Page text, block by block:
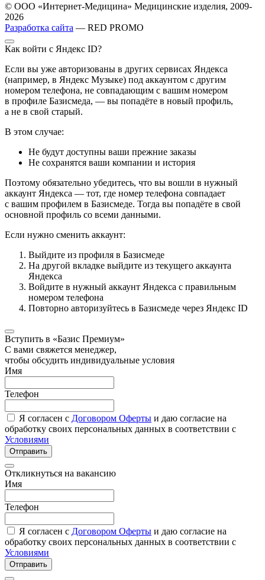
© ООО «Интернет-Медицина» Медицинские изделия, 2009-
2026
Разработка сайта — RED PROMO
Как войти с Яндекс ID?
Если вы уже авторизованы в других сервисах Яндекса
(например, в Яндекс Музыке) под аккаунтом с другим
номером телефона, не совпадающим с вашим номером
в профиле Базисмеда, — вы попадёте в новый профиль,
а не в свой старый.
В этом случае:
Не будут доступны ваши прежние заказы
Не сохранятся ваши компании и история
Поэтому обязательно убедитесь, что вы вошли в нужный
аккаунт Яндекса — тот, где номер телефона совпадает
с вашим профилем в Базисмеде. Тогда вы попадёте в свой
основной профиль со всеми данными.
Если нужно сменить аккаунт:
Выйдите из профиля в Базисмеде
На другой вкладке выйдите из текущего аккаунта
Яндекса
Войдите в нужный аккаунт Яндекса с правильным
номером телефона
Повторно авторизуйтесь в Базисмеде через Яндекс ID
Вступить в «Базис Премиум»
С вами свяжется менеджер,
чтобы обсудить индивидуальные условия
Имя
Телефон
Я согласен с Договором Оферты и даю согласие на
обработку своих персональных данных в соответствии с
Условиями
Отправить
Откликнуться на вакансию
Имя
Телефон
Я согласен с Договором Оферты и даю согласие на
обработку своих персональных данных в соответствии с
Условиями
Отправить